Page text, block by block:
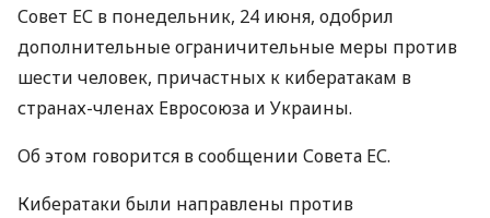
Совет ЕС в понедельник, 24 июня, одобрил
дополнительные ограничительные меры против
шести человек, причастных к кибератакам в
странах-членах Евросоюза и Украины.
Об этом говорится в сообщении Совета ЕС.
Кибератаки были направлены против